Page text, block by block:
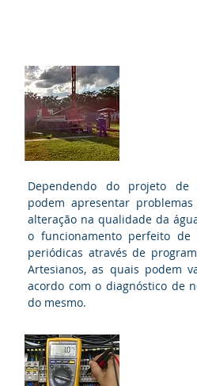
Dependendo do projeto de
podem apresentar
alteração na qualidade da
o funcionamento perfeito
periódicas através de
Artesianos, as quais podem
acordo com o diagnóstico de
do mesmo.